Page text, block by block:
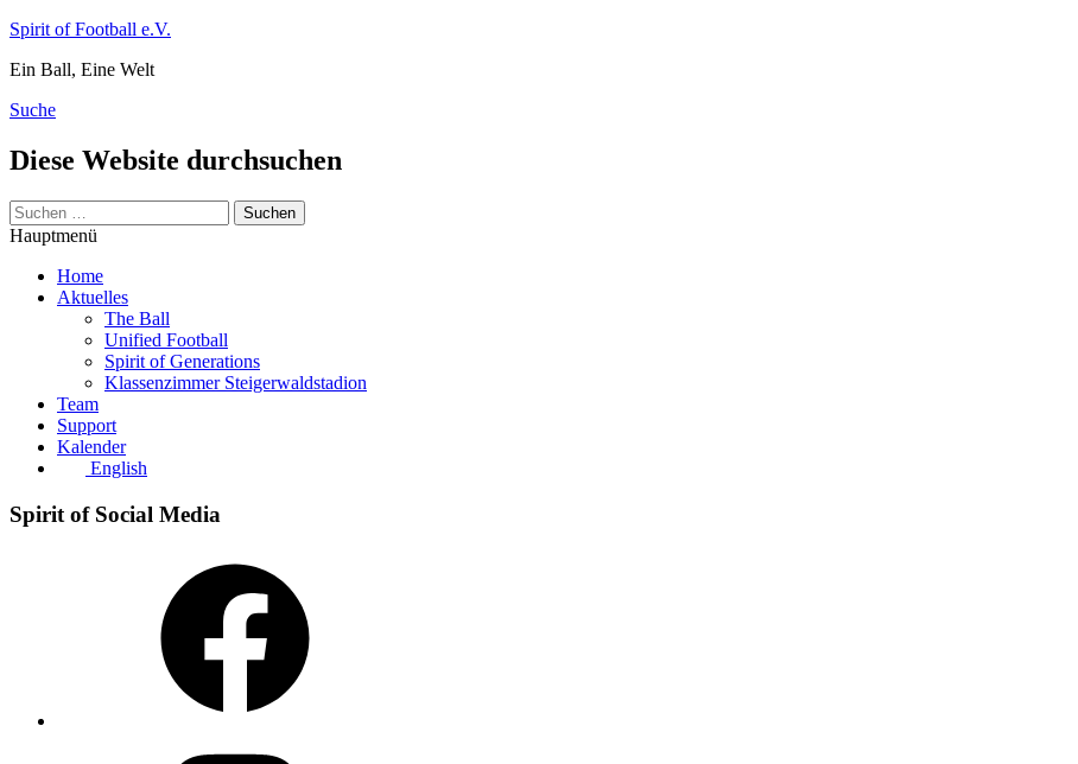
Zum
springen
Spirit of Football e.V.
Ein Ball, Eine Welt
Suche
Diese Website durchsuchen
Suchen
nach:
Hauptmenü
Home
Aktuelles
The Ball
Unified Football
Spirit of Generations
Klassenzimmer Steigerwaldstadion
Team
Support
Kalender
English
Spirit of Social Media